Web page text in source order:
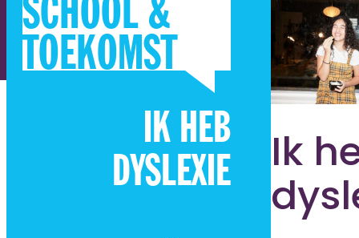
SCHOOL &
TOEKOMST
IK HEB
DYSLEXIE
Ik